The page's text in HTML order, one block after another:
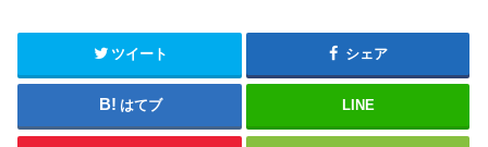
ツイート シェア
はてブ LINE